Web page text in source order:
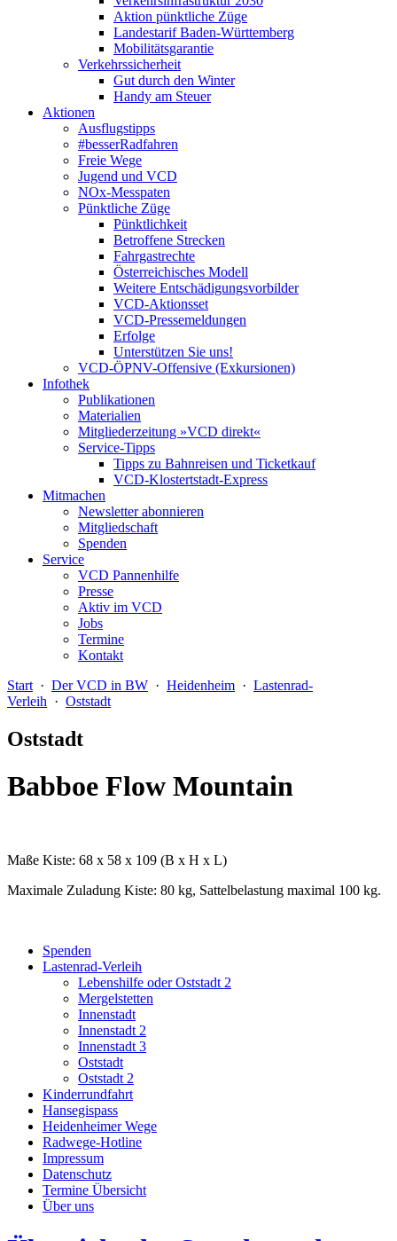
Aktion pünktliche Züge
Landestarif Baden-Württemberg
Mobilitätsgarantie
Verkehrssicherheit
Gut durch den Winter
Handy am Steuer
Aktionen
Ausflugstipps
#besserRadfahren
Freie Wege
Jugend und VCD
NOx-Messpaten
Pünktliche Züge
Pünktlichkeit
Betroffene Strecken
Fahrgastrechte
Österreichisches Modell
Weitere Entschädigungsvorbilder
VCD-Aktionsset
VCD-Pressemeldungen
Erfolge
Unterstützen Sie uns!
VCD-ÖPNV-Offensive (Exkursionen)
Infothek
Publikationen
Materialien
Mitgliederzeitung »VCD direkt«
Service-Tipps
Tipps zu Bahnreisen und Ticketkauf
VCD-Klostertstadt-Express
Mitmachen
Newsletter abonnieren
Mitgliedschaft
Spenden
Service
VCD Pannenhilfe
Presse
Aktiv im VCD
Jobs
Termine
Kontakt
Start · Der VCD in BW · Heidenheim · Lastenrad-
Verleih · Oststadt
Oststadt
Babboe Flow Mountain
Maße Kiste: 68 x 58 x 109 (B x H x L)
Maximale Zuladung Kiste: 80 kg, Sattelbelastung maximal 100 kg.
Spenden
Lastenrad-Verleih
Lebenshilfe oder Oststadt 2
Mergelstetten
Innenstadt
Innenstadt 2
Innenstadt 3
Oststadt
Oststadt 2
Kinderrundfahrt
Hansegispass
Heidenheimer Wege
Radwege-Hotline
Impressum
Datenschutz
Termine Übersicht
Über uns